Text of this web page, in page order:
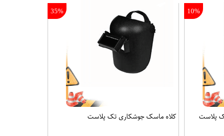
10%
پلاست
35%
کلاه ماسک جوشکاری تک پلاست